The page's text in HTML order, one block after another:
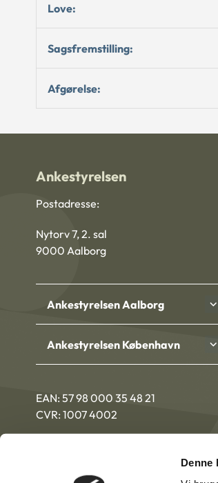
Denne
Love:
Sagsfremstilling:
Afgørelse:
Ankestyrelsen
Postadresse:
Nytorv 7, 2. sal
9000 Aalborg
Ankestyrelsen Aalborg
Ankestyrelsen København
EAN: 57 98 000 35 48 21
CVR: 1007 4002